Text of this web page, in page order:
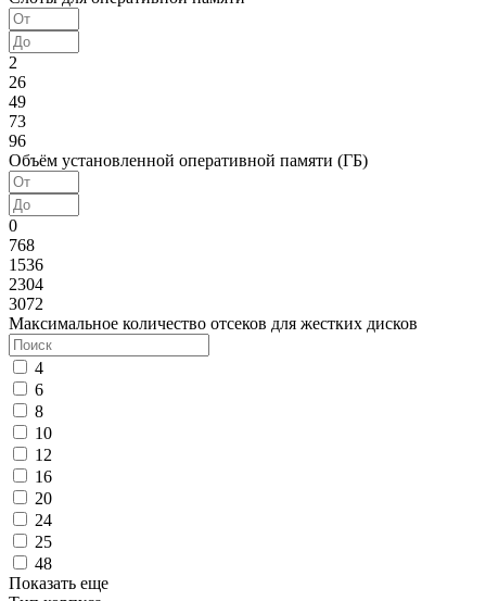
2
26
49
73
96
Объём установленной оперативной памяти (ГБ)
0
768
1536
2304
3072
Максимальное количество отсеков для жестких дисков
4
6
8
10
12
16
20
24
25
48
Показать еще